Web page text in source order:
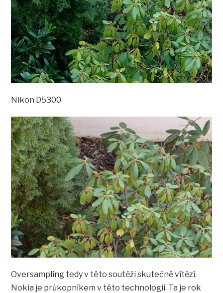
Nikon D5300
Oversampling tedy v této soutěži skutečně vítězí.
Nokia je průkopníkem v této technologii. Ta je rok